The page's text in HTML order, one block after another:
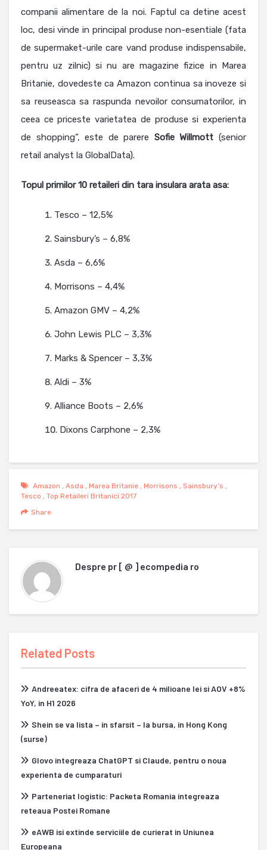
companii alimentare de la noi. Faptul ca detine acest
loc, desi vinde in principal produse non-esentiale (fata
de supermaket-urile care vand produse indispensabile,
pentru uz zilnic) si nu are magazine fizice in Marea
Britanie, dovedeste ca Amazon continua sa inoveze si
sa reuseasca sa raspunda nevoilor consumatorilor, in
ceea ce priceste varietatea de produse si experienta
de shopping”, este de parere Sofie Willmott (senior
retail analyst la GlobalData).
Topul primilor 10 retaileri din tara insulara arata asa:
Tesco – 12,5%
Sainsbury’s – 6,8%
Asda – 6,6%
Morrisons – 4,4%
Amazon GMV – 4,2%
John Lewis PLC – 3,3%
Marks & Spencer – 3,3%
Aldi – 3%
Alliance Boots – 2,6%
Dixons Carphone – 2,3%
Amazon , Asda , Marea Britanie , Morrisons , Sainsbury’s ,
Tesco , Top Retaileri Britanici 2017
Share
Despre pr [ @ ] ecompedia ro
Related Posts
Andreeatex: cifra de afaceri de 4 milioane lei si AOV +8%
YoY, in H1 2026
Shein se va lista – in sfarsit – la bursa, in Hong Kong
(surse)
Glovo integreaza ChatGPT si Claude, pentru o noua
experienta de cumparaturi
Parteneriat logistic: Packeta Romania integreaza
reteaua Postei Romane
eAWB isi extinde serviciile de curierat in Uniunea
Europeana